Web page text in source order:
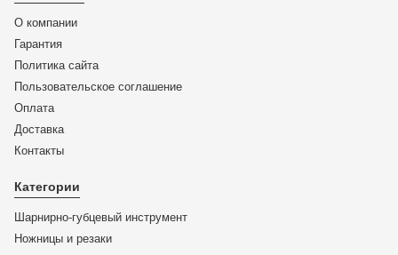
выдвижными рукоятками KNIPEX 95 32 100 KN-9532100
ЦЕНА:
О компании
Гарантия
Политика сайта
Пользовательское соглашение
Оплата
Доставка
Контакты
Категории
Шарнирно-губцевый инструмент
Ножницы и резаки